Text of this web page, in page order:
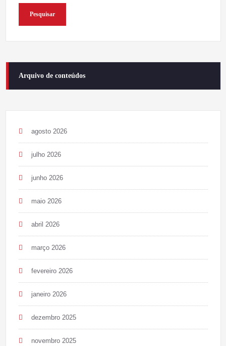
Pesquisar
Arquivo de conteúdos
agosto 2026
julho 2026
junho 2026
maio 2026
abril 2026
março 2026
fevereiro 2026
janeiro 2026
dezembro 2025
novembro 2025